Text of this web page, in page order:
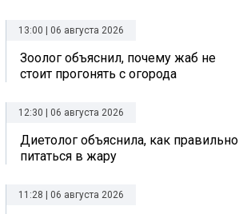
13:00 | 06 августа 2026
Зоолог объяснил, почему жаб не
стоит прогонять с огорода
12:30 | 06 августа 2026
Диетолог объяснила, как правильно
питаться в жару
11:28 | 06 августа 2026